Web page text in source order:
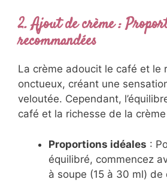
2.Ajout de crème :
recommandées
La crème adoucit le café et le
onctueux, créant une
veloutée. Cependant,
café et la richesse de la
Proportions idéales :
équilibré, commencez
à soupe (15 à 30 ml) de